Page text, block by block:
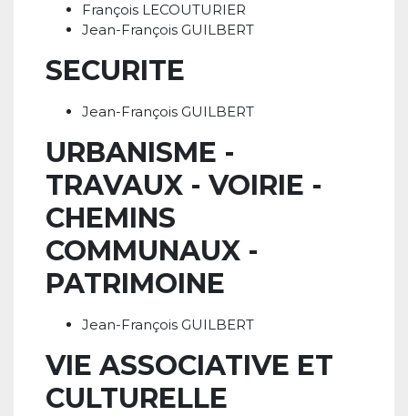
François LECOUTURIER
Jean-François GUILBERT
SECURITE
Jean-François GUILBERT
URBANISME -
TRAVAUX - VOIRIE -
CHEMINS
COMMUNAUX -
PATRIMOINE
Jean-François GUILBERT
VIE ASSOCIATIVE ET
CULTURELLE